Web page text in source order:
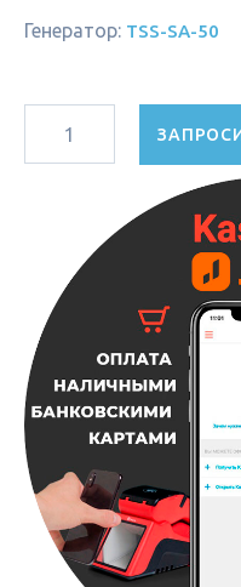
Генератор: TSS-SA-50